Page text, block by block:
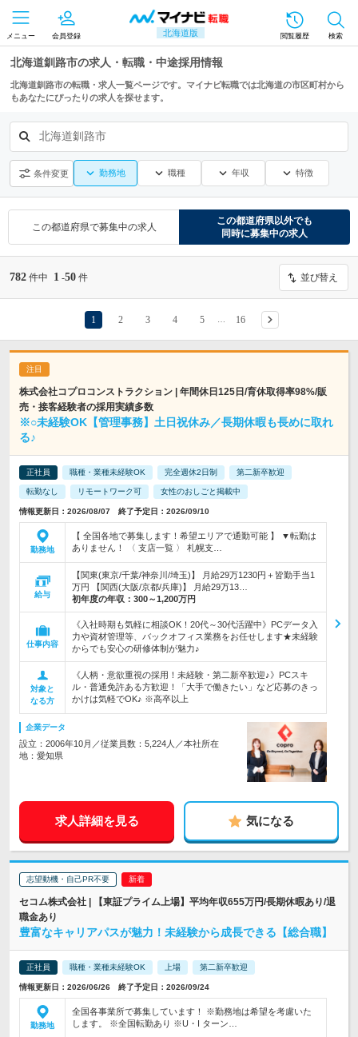
北海道版
メニュー 会員登録 閲覧履歴 検索
北海道釧路市の求人・転職・中途採用情報
北海道釧路市の転職・求人一覧ページです。マイナビ転職では北海道の市区町村から
もあなたにぴったりの求人を探せます。
北海道釧路市
条件変更 勤務地 職種 年収 特徴
この都道府県で募集中の求人
この都道府県以外でも
同時に募集中の求人
782 件中 1 -50 件 並び替え
1 2 3 4 5 16
株式会社コプロコンストラクション | 年間休日125日/育休取得率98%/販
売・接客経験者の採用実績多数
※○未経験OK【管理事務】土日祝休み／長期休暇も長めに取れ
る♪
正社員 職種・業種未経験OK 完全週休2日制 第二新卒歓迎
転勤なし リモートワーク可 女性のおしごと掲載中
情報更新日：2026/08/07 終了予定日：2026/09/10
勤務地
【 全国各地で募集します！希望エリアで通勤可能 】 ▼転勤は
ありません！ 〈 支店一覧 〉 札幌支…
給与
【関東(東京/千葉/神奈川/埼玉)】 月給29万1230円＋皆勤手当1
万円 【関西(大阪/京都/兵庫)】 月給29万13…
初年度の年収： 300～1,200万円
仕事内容
《入社時期も気軽に相談OK！20代～30代活躍中》PCデータ入
力や資材管理等、バックオフィス業務をお任せします★未経験
からでも安心の研修体制が魅力♪
対象と
なる方
《人柄・意欲重視の採用！未経験・第二新卒歓迎♪》PCスキ
ル・普通免許ある方歓迎！「大手で働きたい」など応募のきっ
かけは気軽でOK♪ ※高卒以上
企業データ
設立：2006年10月／従業員数：5,224人／本社所在
地：愛知県
求人詳細を見る 気になる
志望動機・自己PR不要
セコム株式会社 | 【東証プライム上場】平均年収655万円/長期休暇あり/退
職金あり
豊富なキャリアパスが魅力！未経験から成長できる【総合職】
正社員 職種・業種未経験OK 上場 第二新卒歓迎
情報更新日：2026/06/26 終了予定日：2026/09/24
勤務地
全国各事業所で募集しています！ ※勤務地は希望を考慮いた
します。 ※全国転勤あり ※U・I ターン…